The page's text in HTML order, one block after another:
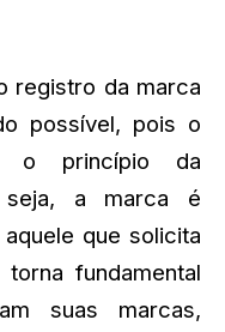
registro da marca
possível, pois o
o princípio da
seja, a marca é
que solicita
fundamental
suas marcas,